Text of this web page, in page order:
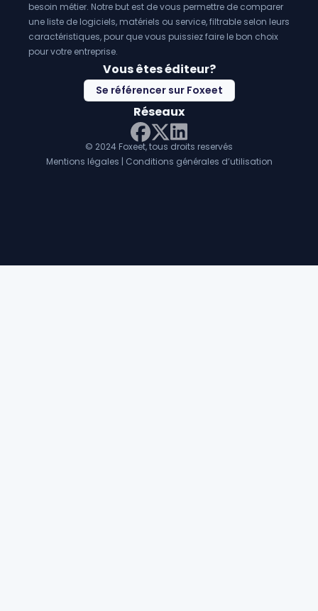
besoin métier. Notre but est de vous permettre de comparer
une liste de logiciels, matériels ou service, filtrable selon leurs
caractéristiques, pour que vous puissiez faire le bon choix
pour votre entreprise.
Vous êtes éditeur?
Se référencer sur Foxeet
Réseaux
Facebook
Twitter X
LinkedIn
© 2024 Foxeet, tous droits reservés
Mentions légales | Conditions générales d’utilisation